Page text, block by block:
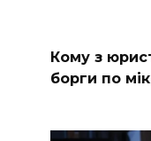
Кому з
борги по